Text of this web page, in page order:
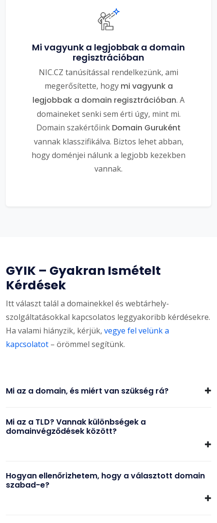
Mi vagyunk a legjobbak a domain
regisztrációban
NIC.CZ tanúsítással rendelkezünk, ami
megerősítette, hogy mi vagyunk a
legjobbak a domain regisztrációban. A
domaineket senki sem érti úgy, mint mi.
Domain szakértőink Domain Guruként
vannak klasszifikálva. Biztos lehet abban,
hogy doménjei nálunk a legjobb kezekben
vannak.
GYIK – Gyakran Ismételt
Kérdések
Itt választ talál a domainekkel és webtárhely-
szolgáltatásokkal kapcsolatos leggyakoribb kérdésekre.
Ha valami hiányzik, kérjük, vegye fel velünk a
kapcsolatot – örömmel segítünk.
Mi az a domain, és miért van szükség rá?
Mi az a TLD? Vannak különbségek a
domainvégződések között?
Hogyan ellenőrizhetem, hogy a választott domain
szabad-e?